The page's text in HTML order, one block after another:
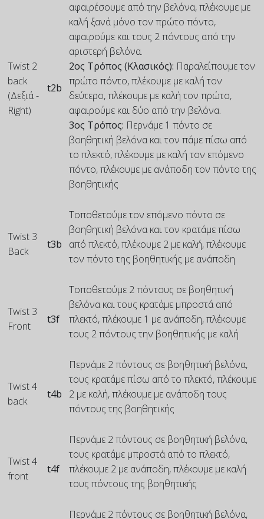
Twist 2
back
(Δεξιά -
Right)
t2b
αφαιρέσουμε από την βελόνα, πλέκουμε με
καλή ξανά μόνο τον πρώτο πόντο,
αφαιρούμε και τους 2 πόντους από την
αριστερή βελόνα.
2ος Τρόπος (Κλασικός): Παραλείπουμε τον
πρώτο πόντο, πλέκουμε με καλή τον
δεύτερο, πλέκουμε με καλή τον πρώτο,
αφαιρούμε και δύο από την βελόνα.
3ος Τρόπος: Περνάμε 1 πόντο σε
βοηθητική βελόνα και τον πάμε πίσω από
το πλεκτό, πλέκουμε με καλή τον επόμενο
πόντο, πλέκουμε με ανάποδη τον πόντο της
βοηθητικής
Twist 3
Back
t3b
Τοποθετούμε τον επόμενο πόντο σε
βοηθητική βελόνα και τον κρατάμε πίσω
από πλεκτό, πλέκουμε 2 με καλή, πλέκουμε
τον πόντο της βοηθητικής με ανάποδη
Twist 3
Front
t3f
Τοποθετούμε 2 πόντους σε βοηθητική
βελόνα και τους κρατάμε μπροστά από
πλεκτό, πλέκουμε 1 με ανάποδη, πλέκουμε
τους 2 πόντους την βοηθητικής με καλή
Twist 4
back
t4b
Περνάμε 2 πόντους σε βοηθητική βελόνα,
τους κρατάμε πίσω από το πλεκτό, πλέκουμε
2 με καλή, πλέκουμε με ανάποδη τους
πόντους της βοηθητικής
Twist 4
front
t4f
Περνάμε 2 πόντους σε βοηθητική βελόνα,
τους κρατάμε μπροστά από το πλεκτό,
πλέκουμε 2 με ανάποδη, πλέκουμε με καλή
τους πόντους της βοηθητικής
Περνάμε 2 πόντους σε βοηθητική βελόνα,